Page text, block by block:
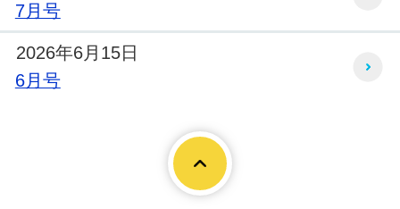
7月号
2026年6月15日
6月号